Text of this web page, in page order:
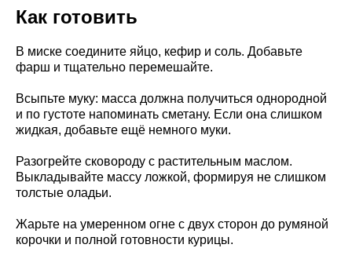
Как готовить
В миске соедините яйцо, кефир и соль. Добавьте
фарш и тщательно перемешайте.
Всыпьте муку: масса должна получиться однородной
и по густоте напоминать сметану. Если она слишком
жидкая, добавьте ещё немного муки.
Разогрейте сковороду с растительным маслом.
Выкладывайте массу ложкой, формируя не слишком
толстые оладьи.
Жарьте на умеренном огне с двух сторон до румяной
корочки и полной готовности курицы.